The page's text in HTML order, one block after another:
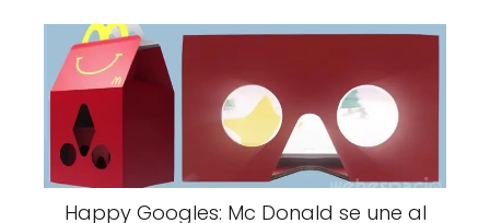
Happy Googles: Mc Donald se une al